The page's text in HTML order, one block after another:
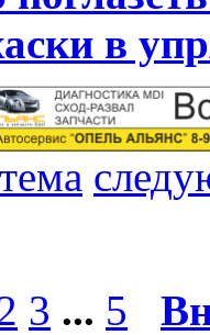
в
3 ... 5